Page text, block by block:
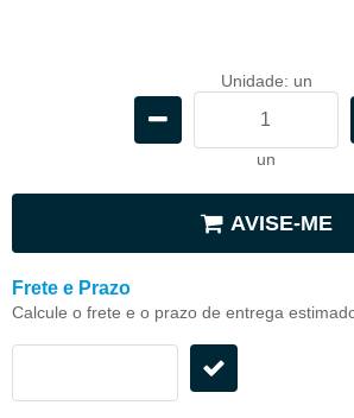
Unidade: un
un
AVISE-ME
Frete e Prazo
Calcule o frete e o prazo de entrega